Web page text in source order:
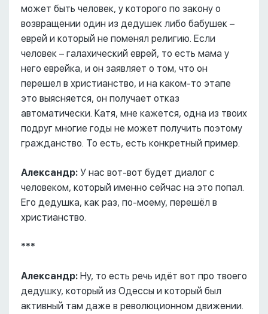
может быть человек, у которого по закону о
возвращении один из дедушек либо бабушек –
еврей и который не поменял религию. Если
человек – галахический еврей, то есть мама у
него еврейка, и он заявляет о том, что он
перешел в христианство, и на каком-то этапе
это выясняется, он получает отказ
автоматически. Катя, мне кажется, одна из твоих
подруг многие годы не может получить поэтому
гражданство. То есть, есть конкретный пример.
Александр: У нас вот-вот будет диалог с
человеком, который именно сейчас на это попал.
Его дедушка, как раз, по-моему, перешёл в
христианство.
***
Александр: Ну, то есть речь идёт вот про твоего
дедушку, который из Одессы и который был
активный там даже в революционном движении.